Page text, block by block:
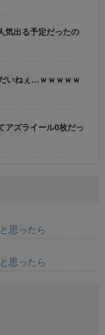
気出る予定だったの
いねぇ…ｗｗｗｗｗ
アズライール0枚だっ
思ったら
思ったら